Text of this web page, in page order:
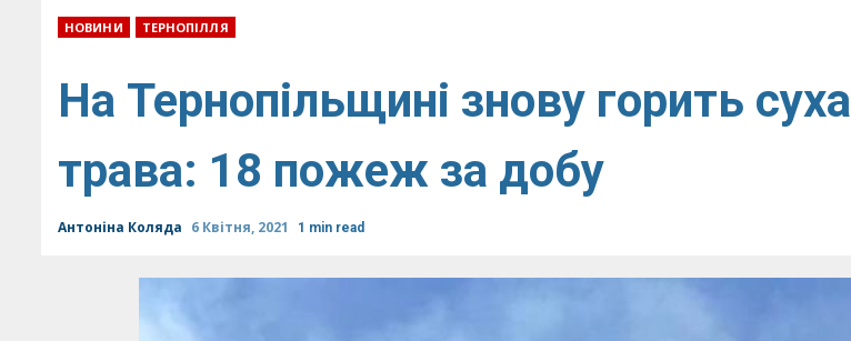
НОВИНИ ТЕРНОПІЛЛЯ
На Тернопільщині знову горить суха
трава: 18 пожеж за добу
Антоніна Коляда 6 Квітня, 2021 1 min read